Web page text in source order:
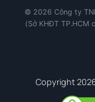
© 2026 Công ty
(Sở KHĐT TP.HCM
Copyright